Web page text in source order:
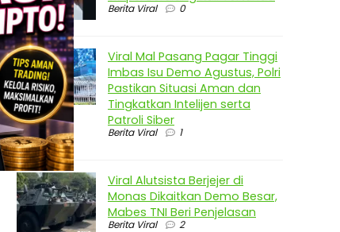
Berita Viral 0
Viral Mal Pasang Pagar Tinggi
Imbas Isu Demo Agustus, Polri
Pastikan Situasi Aman dan
Tingkatkan Intelijen serta
Patroli Siber
Berita Viral 1
Viral Alutsista Berjejer di
Monas Dikaitkan Demo Besar,
Mabes TNI Beri Penjelasan
Berita Viral 2